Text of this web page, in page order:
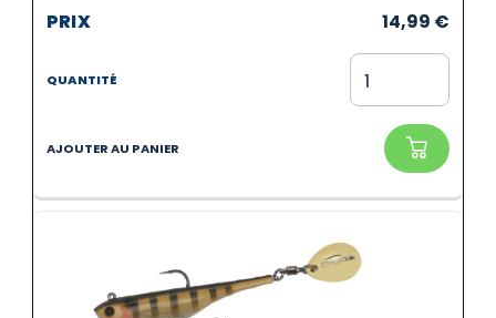
14,99 €